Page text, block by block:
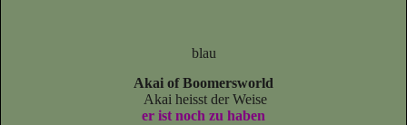
blau
Akai of Boomersworld
Akai heisst der Weise
er ist noch zu haben